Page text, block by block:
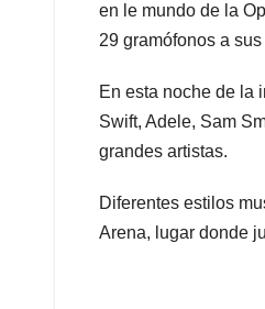
en le mundo de la
29 gramófonos a
En esta noche de la
Swift, Adele, Sam
grandes artistas.
Diferentes estilos
Arena, lugar donde